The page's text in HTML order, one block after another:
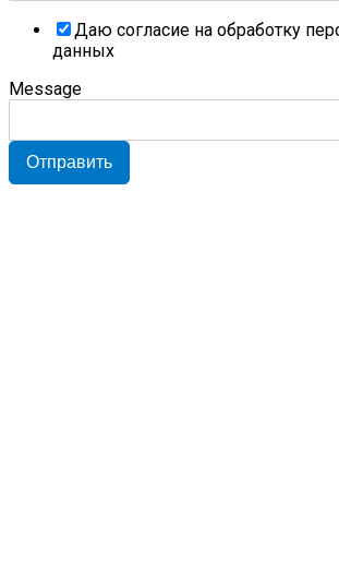
Даю согласие на обработку
данных
Message
Отправить